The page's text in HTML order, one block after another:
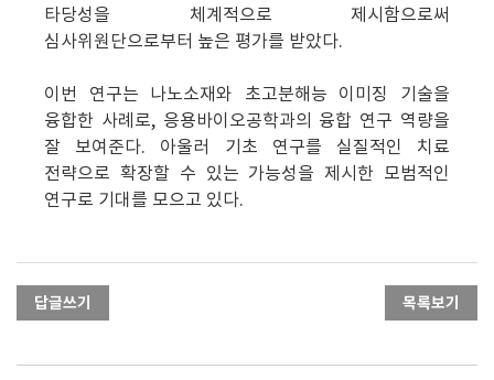
타당성을 체계적으로 제시함으로써
심사위원단으로부터 높은 평가를 받았다.
이번 연구는 나노소재와 초고분해능 이미징 기술을
융합한 사례로, 응용바이오공학과의 융합 연구 역량을
잘 보여준다. 아울러 기초 연구를 실질적인 치료
전략으로 확장할 수 있는 가능성을 제시한 모범적인
연구로 기대를 모으고 있다.
답글쓰기 목록보기